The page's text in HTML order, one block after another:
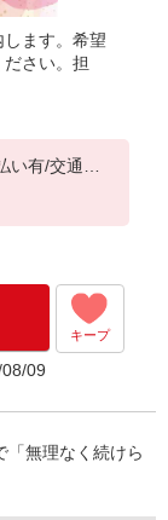
ます。希望
さい。担
有/交通費
キープ
09
「無理なく続けら